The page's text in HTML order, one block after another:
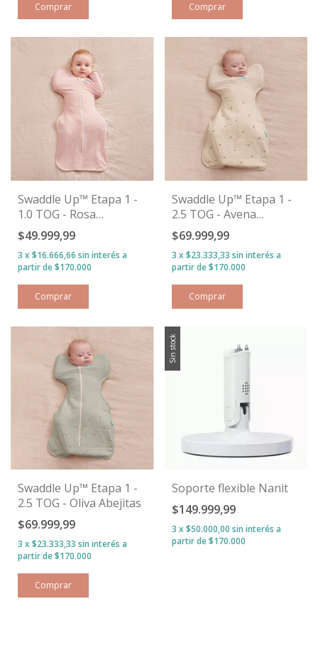
Comprar Comprar
Swaddle Up™ Etapa 1 -
1.0 TOG - Rosa
Estrellitas
$49.999,99
3 x$16.666,66 sin interés
Comprar
Swaddle Up™ Etapa 1 -
2.5 TOG - Avena
Abejitas
$69.999,99
3 x$23.333,33 sin interés
Comprar
Swaddle Up™ Etapa 1 -
2.5 TOG - Oliva Abejitas
$69.999,99
3 x$23.333,33 sin interés
Comprar
Sin stock
Soporte flexible Nanit
$149.999,99
3 x$50.000,00 sin interés